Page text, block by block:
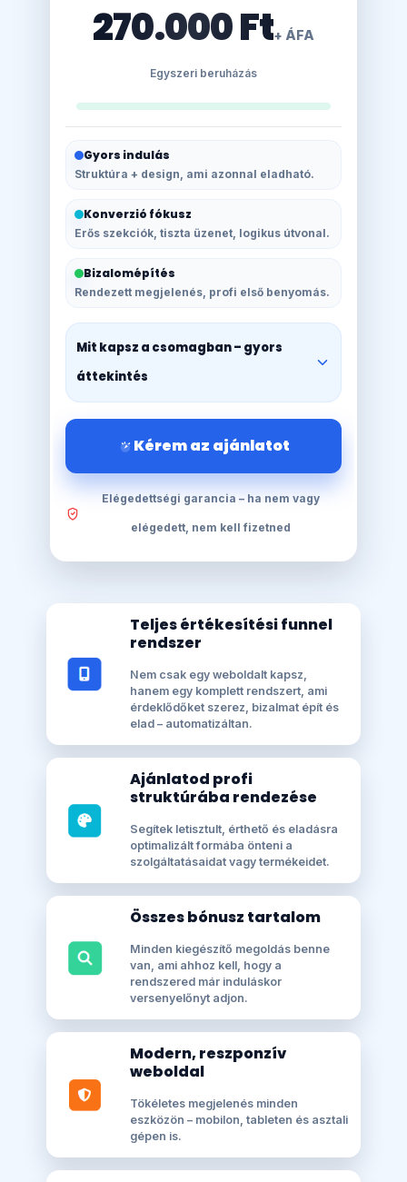
270.000 Ft+ ÁFA
Egyszeri beruházás
Gyors indulás
Struktúra + design, ami azonnal eladható.
Konverzió fókusz
Erős szekciók, tiszta üzenet, logikus útvonal.
Bizalomépítés
Rendezett megjelenés, profi első benyomás.
Mit kapsz a csomagban – gyors
áttekintés
Kérem az ajánlatot
Elégedettségi garancia – ha nem vagy
elégedett, nem kell fizetned
Teljes értékesítési funnel
rendszer
Nem csak egy weboldalt kapsz,
hanem egy komplett rendszert, ami
érdeklődőket szerez, bizalmat épít és
elad – automatizáltan.
Ajánlatod profi
struktúrába rendezése
Segítek letisztult, érthető és eladásra
optimalizált formába önteni a
szolgáltatásaidat vagy termékeidet.
Összes bónusz tartalom
Minden kiegészítő megoldás benne
van, ami ahhoz kell, hogy a
rendszered már induláskor
versenyelőnyt adjon.
Modern, reszponzív
weboldal
Tökéletes megjelenés minden
eszközön – mobilon, tableten és asztali
gépen is.